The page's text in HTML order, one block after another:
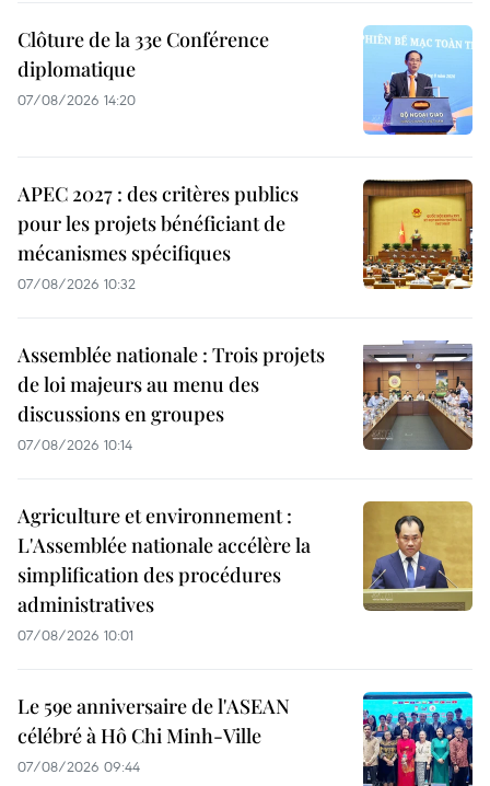
Clôture de la 33e Conférence
diplomatique
07/08/2026 14:20
APEC 2027 : des critères publics
pour les projets bénéficiant de
mécanismes spécifiques
07/08/2026 10:32
Assemblée nationale : Trois projets
de loi majeurs au menu des
discussions en groupes
07/08/2026 10:14
Agriculture et environnement :
L'Assemblée nationale accélère la
simplification des procédures
administratives
07/08/2026 10:01
Le 59e anniversaire de l'ASEAN
célébré à Hô Chi Minh-Ville
07/08/2026 09:44